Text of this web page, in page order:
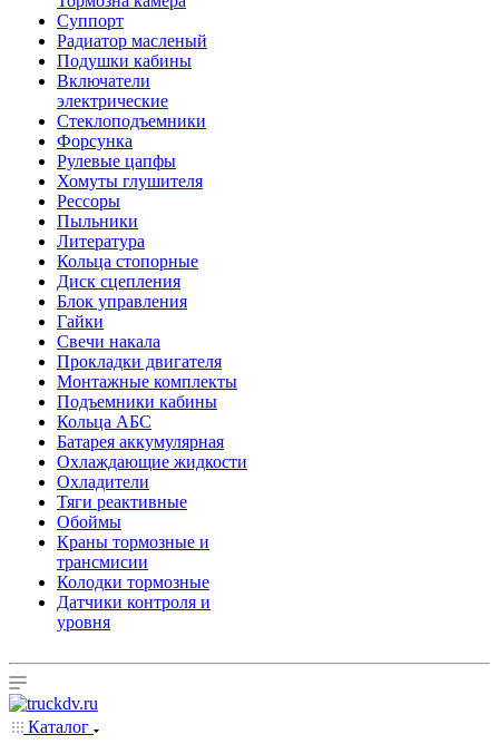
Суппорт
Радиатор масленый
Подушки кабины
Включатели
электрические
Стеклоподъемники
Форсунка
Рулевые цапфы
Хомуты глушителя
Рессоры
Пыльники
Литература
Кольца стопорные
Диск сцепления
Блок управления
Гайки
Свечи накала
Прокладки двигателя
Монтажные комплекты
Подъемники кабины
Кольца АБС
Батарея аккумулярная
Охлаждающие жидкости
Охладители
Тяги реактивные
Обоймы
Краны тормозные и
трансмисии
Колодки тормозные
Датчики контроля и
уровня
Каталог